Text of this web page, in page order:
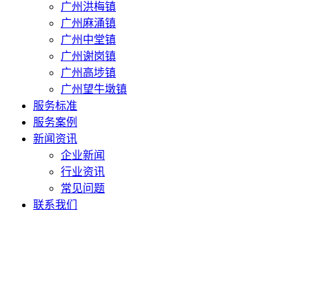
广州洪梅镇
广州麻涌镇
广州中堂镇
广州谢岗镇
广州高埗镇
广州望牛墩镇
服务标准
服务案例
新闻资讯
企业新闻
行业资讯
常见问题
联系我们